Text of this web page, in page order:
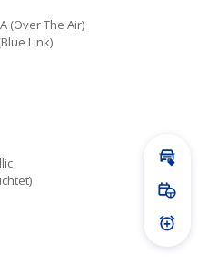
(Over The Air)
Link)